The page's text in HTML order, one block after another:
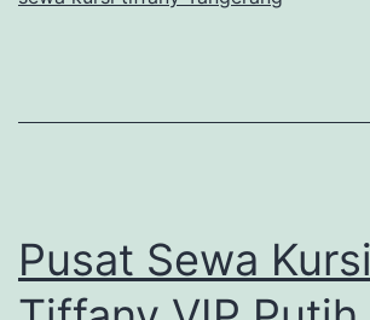
Pusat Sewa Kursi